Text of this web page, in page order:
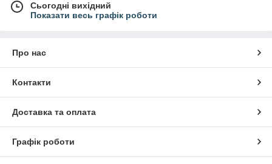
Сьогодні вихідний
Показати весь графік роботи
Про нас
Контакти
Доставка та оплата
Графік роботи